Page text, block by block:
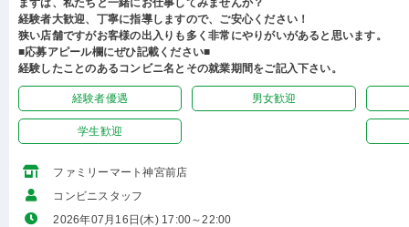
まずは、私たちと一緒にお仕事してみませんか？
経験者大歓迎、丁寧に指導しますので、ご安心ください！
狭い店舗ですがお客様の出入りも多く非常にやりがいがあると思います。
■応募アピール欄にぜひ記載ください■
経験したことのあるコンビニ名とその就業期間をご記入下さい。
経験者優遇 男女歓迎
学生歓迎
ファミリーマート神宮前店
コンビニスタッフ
2026年07月16日(木) 17:00～22:00